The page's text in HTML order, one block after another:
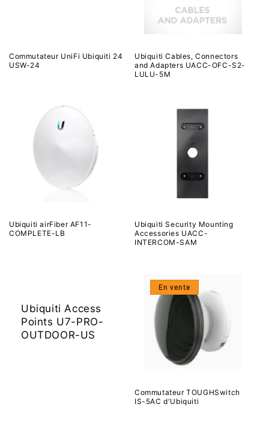
Commutateur UniFi Ubiquiti 24
USW-24
Ubiquiti Cables, Connectors
and Adapters UACC-OFC-S2-
LULU-5M
Ubiquiti airFiber AF11-
COMPLETE-LB
Ubiquiti Security Mounting
Accessories UACC-
INTERCOM-SAM
Ubiquiti Access
Points U7-PRO-
OUTDOOR-US
En vente
Commutateur TOUGHSwitch
IS-5AC d'Ubiquiti